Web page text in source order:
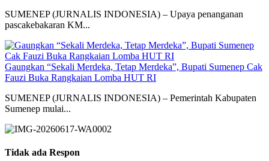
SUMENEP (JURNALIS INDONESIA) – Upaya penanganan
pascakebakaran KM...
Gaungkan “Sekali Merdeka, Tetap Merdeka”, Bupati Sumenep Cak
Fauzi Buka Rangkaian Lomba HUT RI
SUMENEP (JURNALIS INDONESIA) – Pemerintah Kabupaten
Sumenep mulai...
Tidak ada Respon